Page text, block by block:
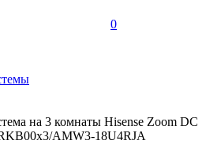
0
на 3 комнаты Hisense Zoom DC
AMW3-18U4RJA